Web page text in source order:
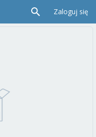
Zaloguj się